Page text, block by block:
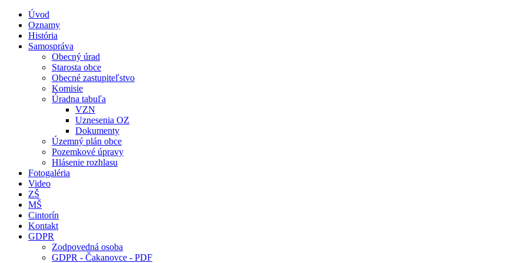
Úvod
Oznamy
História
Samospráva
Obecný úrad
Starosta obce
Obecné zastupiteľstvo
Komisie
Úradna tabuľa
VZN
Uznesenia OZ
Dokumenty
Územný plán obce
Pozemkové úpravy
Hlásenie rozhlasu
Fotogaléria
Video
ZŠ
MŠ
Cintorín
Kontakt
GDPR
Zodpovedná osoba
GDPR - Čakanovce - PDF